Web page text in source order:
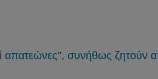
απατεώνες", συνήθως ζητούν